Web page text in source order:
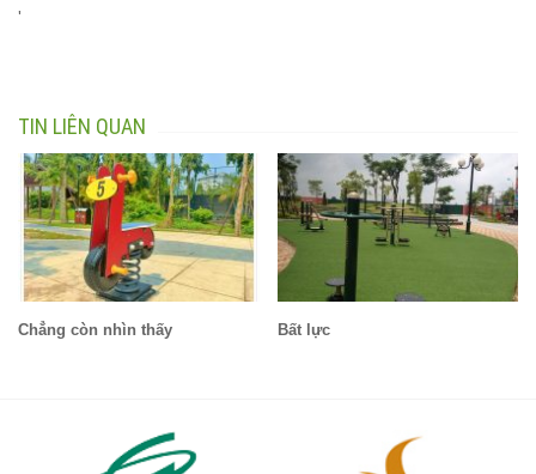
'
TIN LIÊN QUAN
Chẳng còn nhìn thấy Bất lực